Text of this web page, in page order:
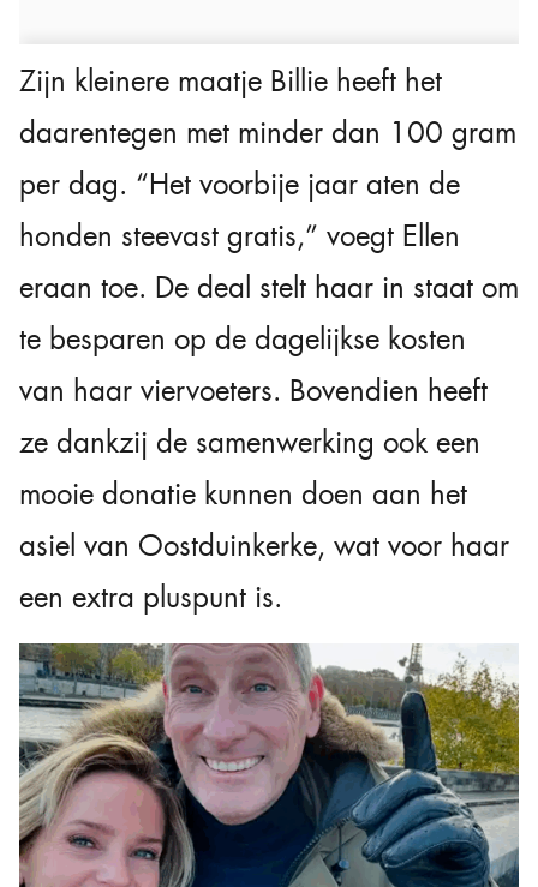
Zijn kleinere maatje Billie heeft het
daarentegen met minder dan 100 gram
per dag. “Het voorbije jaar aten de
honden steevast gratis,” voegt Ellen
eraan toe. De deal stelt haar in staat om
te besparen op de dagelijkse kosten
van haar viervoeters. Bovendien heeft
ze dankzij de samenwerking ook een
mooie donatie kunnen doen aan het
asiel van Oostduinkerke, wat voor haar
een extra pluspunt is.